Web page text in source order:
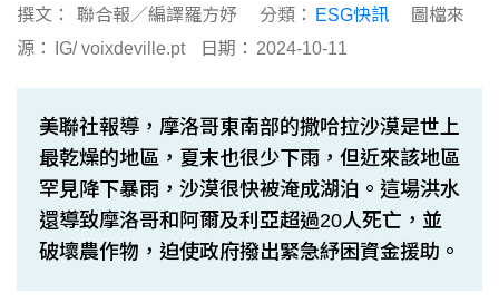
撰文： 聯合報／編譯羅方妤 分類： ESG快訊
圖檔來
源：
IG/ voixdeville.pt 日期： 2024-10-11
美聯社報導，摩洛哥東南部的撒哈拉沙漠是世上
最乾燥的地區，夏末也很少下雨，但近來該地區
罕見降下暴雨，沙漠很快被淹成湖泊。這場洪水
還導致摩洛哥和阿爾及利亞超過20人死亡，並
破壞農作物，迫使政府撥出緊急紓困資金援助。